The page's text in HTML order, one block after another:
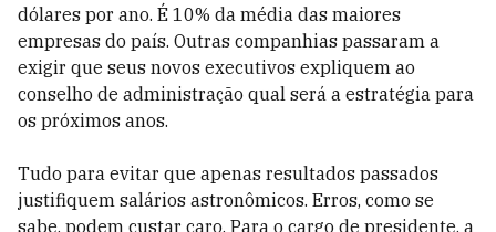
dólares por ano. É 10% da média das maiores
empresas do país. Outras companhias passaram a
exigir que seus novos executivos expliquem ao
conselho de administração qual será a estratégia para
os próximos anos.
Tudo para evitar que apenas resultados passados
justifiquem salários astronômicos. Erros, como se
sabe, podem custar caro. Para o cargo de presidente, a